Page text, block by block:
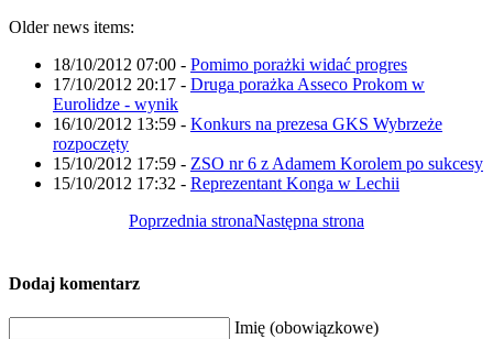
Older news items:
18/10/2012 07:00 - Pomimo porażki widać progres
17/10/2012 20:17 - Druga porażka Asseco Prokom w
Eurolidze - wynik
16/10/2012 13:59 - Konkurs na prezesa GKS Wybrzeże
rozpoczęty
15/10/2012 17:59 - ZSO nr 6 z Adamem Korolem po sukcesy
15/10/2012 17:32 - Reprezentant Konga w Lechii
Poprzednia stronaNastępna strona
Dodaj komentarz
Imię (obowiązkowe)